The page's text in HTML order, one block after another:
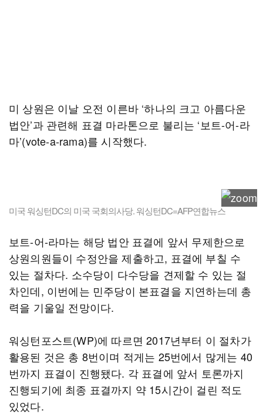
미 상원은 이날 오전 이른바 ‘하나의 크고 아름다운
법안’과 관련해 표결 마라톤으로 불리는 ‘보트-어-라
마’(vote-a-rama)를 시작했다.
미국 워싱턴DC의 미국 국회의사당. 워싱턴DC=AFP연합뉴스
보트-어-라마는 해당 법안 표결에 앞서 무제한으로
상원의원들이 수정안을 제출하고, 표결에 부칠 수
있는 절차다. 소수당이 다수당을 견제할 수 있는 절
차인데, 이번에는 민주당이 본표결을 지연하는데 총
력을 기울일 전망이다.
워싱턴포스트(WP)에 따르면 2017년부터 이 절차가
활용된 것은 총 8번이며 적게는 25번에서 많게는 40
번까지 표결이 진행됐다. 각 표결에 앞서 토론까지
진행되기에 최종 표결까지 약 15시간이 걸린 적도
있었다.